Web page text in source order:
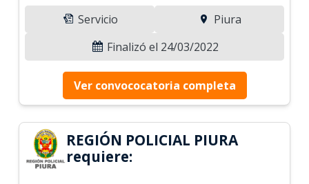
Servicio
Piura
Finalizó el 24/03/2022
Ver convococatoria completa
REGIÓN POLICIAL PIURA
requiere: